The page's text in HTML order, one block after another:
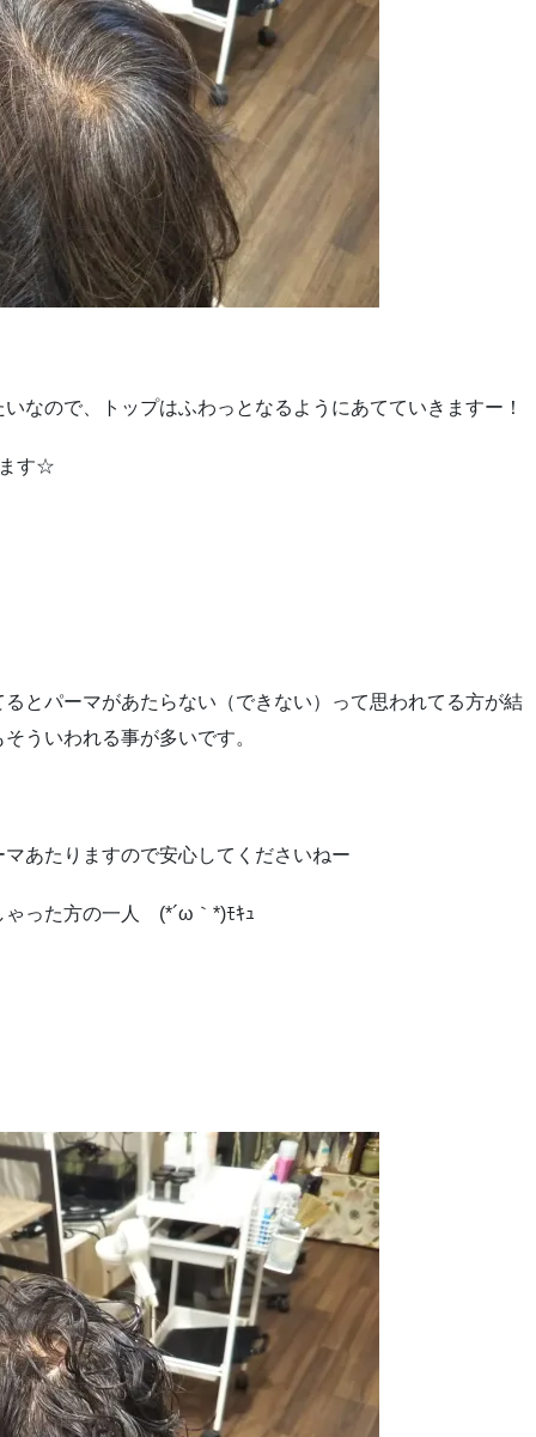
なので、トップはふわっとなるようにあてていきますー！
ます☆
とパーマがあたらない（できない）って思われてる方が結
ういわれる事が多いです。
あたりますので安心してくださいねー
ゃった方の一人 (*´ω｀*)ﾓｷｭ